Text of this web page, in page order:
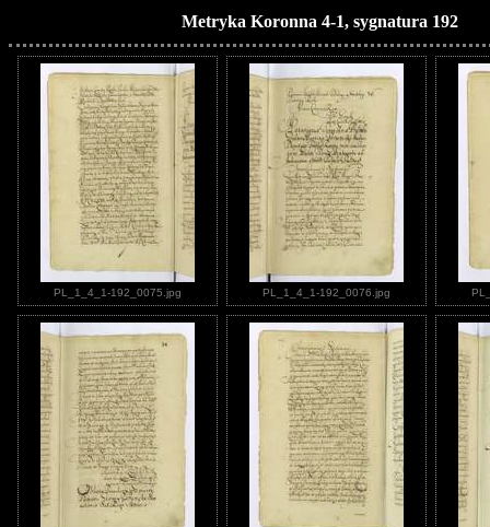
Metryka Koronna 4-1, sygnatura 192
PL_1_4_1-192_0075.jpg PL_1_4_1-192_0076.jpg